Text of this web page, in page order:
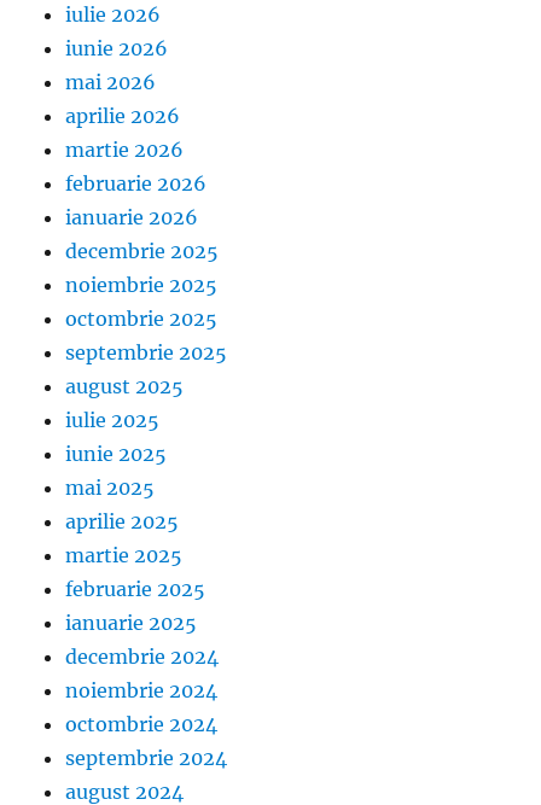
iulie 2026
iunie 2026
mai 2026
aprilie 2026
martie 2026
februarie 2026
ianuarie 2026
decembrie 2025
noiembrie 2025
octombrie 2025
septembrie 2025
august 2025
iulie 2025
iunie 2025
mai 2025
aprilie 2025
martie 2025
februarie 2025
ianuarie 2025
decembrie 2024
noiembrie 2024
octombrie 2024
septembrie 2024
august 2024